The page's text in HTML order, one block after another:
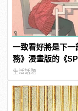
一致看好將是下一
務》漫畫版的《
生活話題